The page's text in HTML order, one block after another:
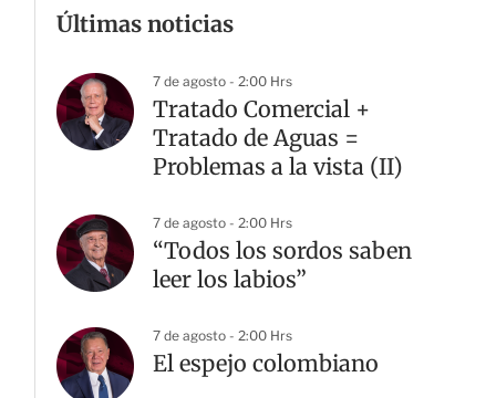
Últimas noticias
7 de agosto - 2:00 Hrs
Tratado Comercial +
Tratado de Aguas =
Problemas a la vista (II)
7 de agosto - 2:00 Hrs
“Todos los sordos saben
leer los labios”
7 de agosto - 2:00 Hrs
El espejo colombiano